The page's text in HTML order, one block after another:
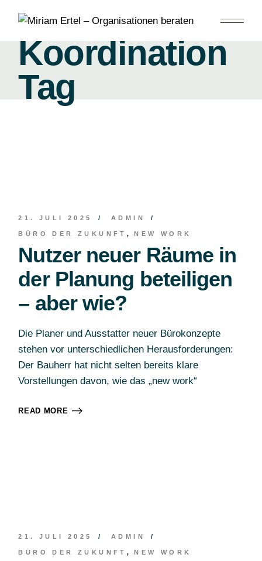
Koordination
Tag
21. JULI 2025 ADMIN
BÜRO DER ZUKUNFT NEW WORK
Nutzer neuer Räume in
der Planung beteiligen
– aber wie?
Die Planer und Ausstatter neuer Bürokonzepte
stehen vor unterschiedlichen Herausforderungen:
Der Bauherr hat nicht selten bereits klare
Vorstellungen davon, wie das „new work“
READ MORE
21. JULI 2025 ADMIN
BÜRO DER ZUKUNFT NEW WORK